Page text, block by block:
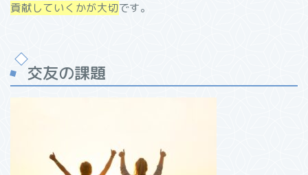
貢献していくかが大切です。
交友の課題